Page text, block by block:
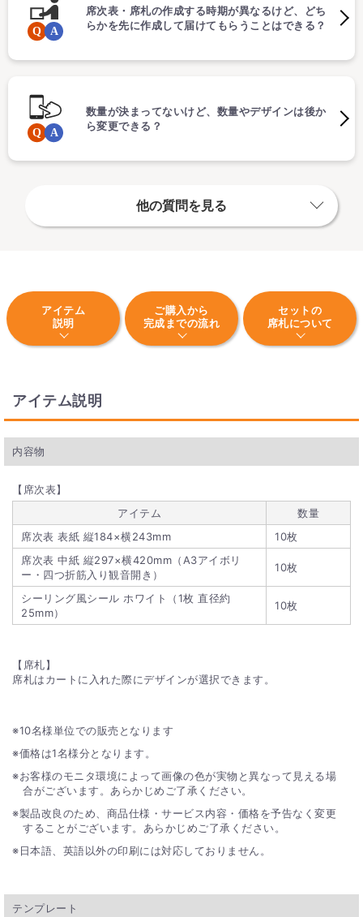
席次表・席札の作成する時期が異なるけど、どち
らかを先に作成して届けてもらうことはできる？
数量が決まってないけど、数量やデザインは後か
ら変更できる？
他の質問を見る
アイテム
説明
ご購入から
完成までの流れ
セットの
席札について
アイテム説明
内容物
【席次表】
アイテム
数量
席次表 表紙 縦184×横243mm
10枚
席次表 中紙 縦297×横420mm（A3アイボリ
ー・四つ折筋入り観音開き）
10枚
シーリング風シール ホワイト（1枚 直径約
25mm）
10枚
【席札】
席札はカートに入れた際にデザインが選択できます。
10名様単位での販売となります
価格は1名様分となります。
お客様のモニタ環境によって画像の色が実物と異なって見える場
合がございます。あらかじめご了承ください。
製品改良のため、商品仕様・サービス内容・価格を予告なく変更
することがございます。あらかじめご了承ください。
日本語、英語以外の印刷には対応しておりません。
テンプレート